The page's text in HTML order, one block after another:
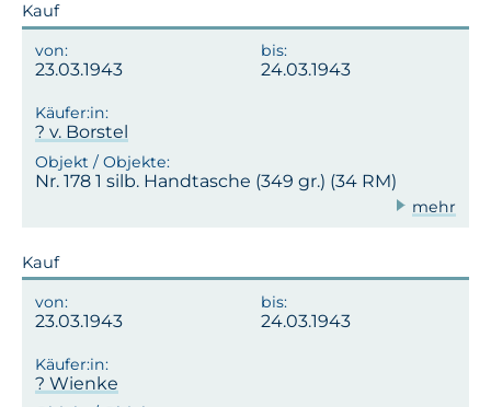
Kauf
23.03.1943 24.03.1943
? v. Borstel
Nr. 178 1 silb. Handtasche (349 gr.) (34 RM)
mehr
Kauf
23.03.1943 24.03.1943
? Wienke